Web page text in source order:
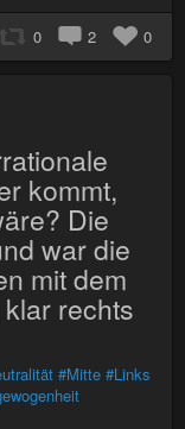
0 2 0
kommt,
Die
war die
mit dem
rechts
#Mitte #Links